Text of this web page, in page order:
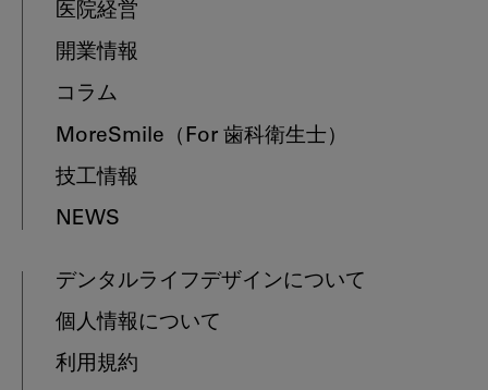
医院経営
開業情報
コラム
MoreSmile （For 歯科衛生士）
技工情報
NEWS
デンタルライフデザインについて
個人情報について
利用規約